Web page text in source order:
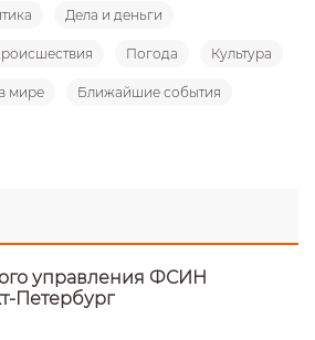
Дела и деньги
Погода Культура
мире Ближайшие события
управления ФСИН
Петербург